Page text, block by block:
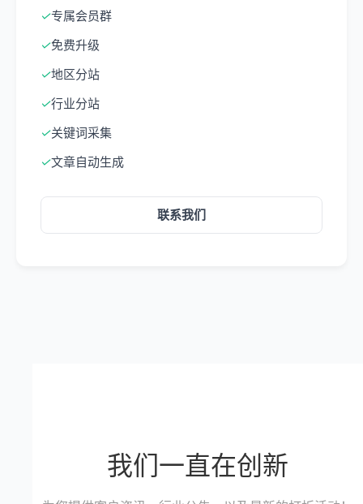
✓专属会员群
✓免费升级
✓地区分站
✓行业分站
✓关键词采集
✓文章自动生成
联系我们
我们一直在创新